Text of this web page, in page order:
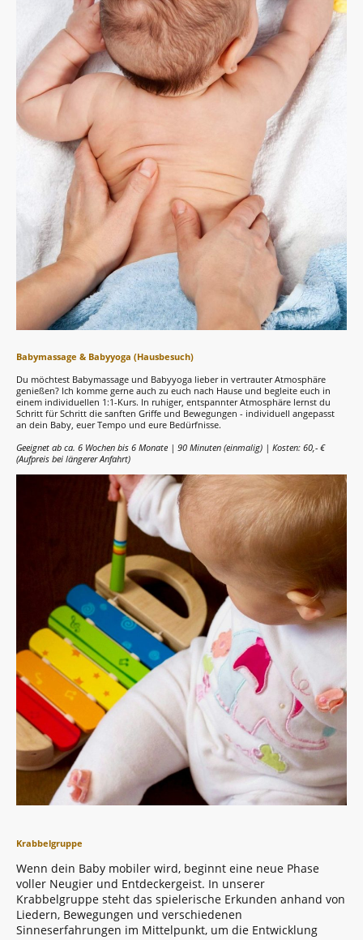
Babymassage & Babyyoga (Hausbesuch)
Du möchtest Babymassage und Babyyoga lieber in vertrauter Atmosphäre
genießen? Ich komme gerne auch zu euch nach Hause und begleite euch in
einem individuellen 1:1-Kurs. In ruhiger, entspannter Atmosphäre lernst du
Schritt für Schritt die sanften Griffe und Bewegungen - individuell angepasst
an dein Baby, euer Tempo und eure Bedürfnisse.
Geeignet ab ca. 6 Wochen bis 6 Monate | 90 Minuten (einmalig) | Kosten: 60,- €
(Aufpreis bei längerer Anfahrt)
Krabbelgruppe
Wenn dein Baby mobiler wird, beginnt eine neue Phase
voller Neugier und Entdeckergeist. In unserer
Krabbelgruppe steht das spielerische Erkunden anhand von
Liedern, Bewegungen und verschiedenen
Sinneserfahrungen im Mittelpunkt, um die Entwicklung